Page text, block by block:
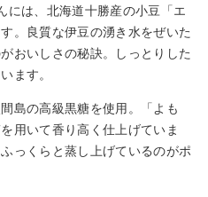
には、北海道十勝産の小豆「エ
。良質な伊豆の湧き水をぜいた
おいしさの秘訣。しっとりした
ます。
島の高級黒糖を使用。「よも
用いて香り高く仕上げていま
っくらと蒸し上げているのがポ